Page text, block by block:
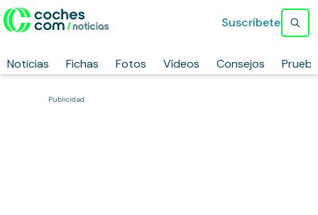
Noticias Fichas Fotos Vídeos Consejos
Suscríbete
Publicidad